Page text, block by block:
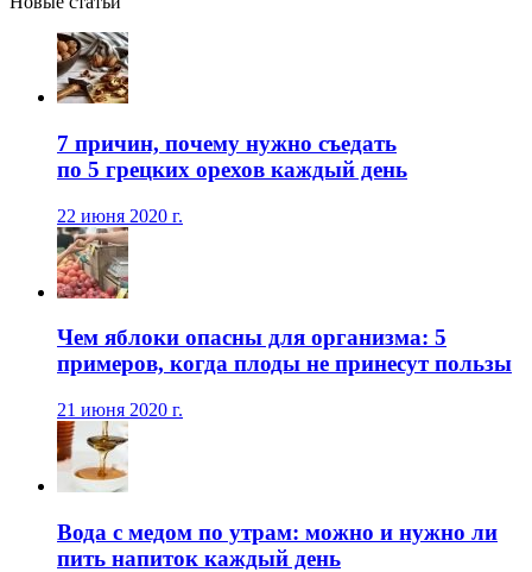
7 причин, почему нужно съедать
по 5 грецких орехов каждый день
22 июня 2020 г.
Чем яблоки опасны для организма: 5
примеров, когда плоды не принесут пользы
21 июня 2020 г.
Вода с медом по утрам: можно и нужно ли
пить напиток каждый день